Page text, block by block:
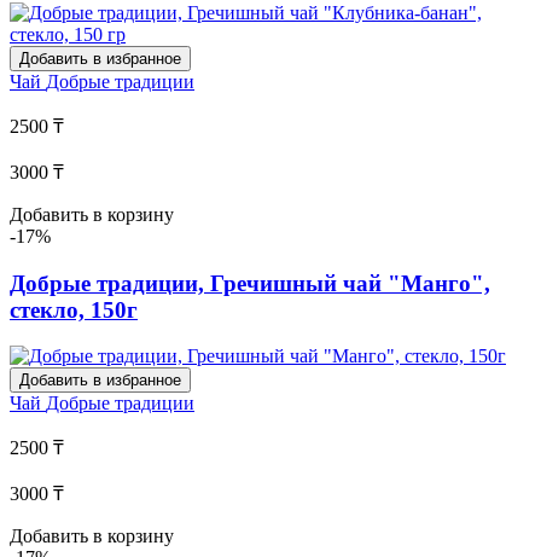
Добавить в избранное
Чай Добрые традиции
2500 ₸
3000 ₸
Добавить в корзину
-17%
Добрые традиции, Гречишный чай "Манго",
стекло, 150г
Добавить в избранное
Чай Добрые традиции
2500 ₸
3000 ₸
Добавить в корзину